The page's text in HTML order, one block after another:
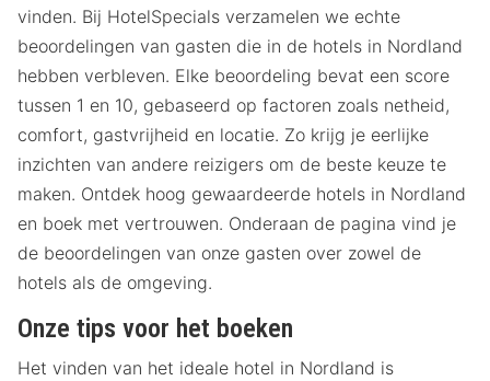
vinden. Bij HotelSpecials verzamelen we echte
beoordelingen van gasten die in de hotels in Nordland
hebben verbleven. Elke beoordeling bevat een score
tussen 1 en 10, gebaseerd op factoren zoals netheid,
comfort, gastvrijheid en locatie. Zo krijg je eerlijke
inzichten van andere reizigers om de beste keuze te
maken. Ontdek hoog gewaardeerde hotels in Nordland
en boek met vertrouwen. Onderaan de pagina vind je
de beoordelingen van onze gasten over zowel de
hotels als de omgeving.
Onze tips voor het boeken
Het vinden van het ideale hotel in Nordland is